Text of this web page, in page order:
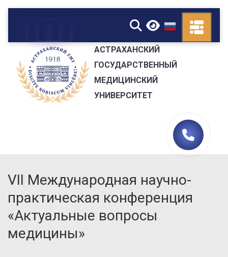
▼
АСТРАХАНСКИЙ
ГОСУДАРСТВЕННЫЙ
МЕДИЦИНСКИЙ
УНИВЕРСИТЕТ
VII Международная научно-
практическая конференция
«Актуальные вопросы
медицины»